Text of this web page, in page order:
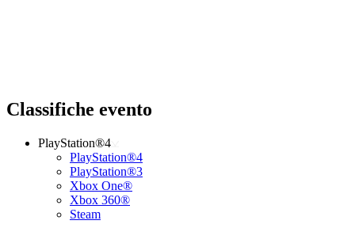
Classifiche evento
PlayStation®4
PlayStation®4
PlayStation®3
Xbox One®
Xbox 360®
Steam